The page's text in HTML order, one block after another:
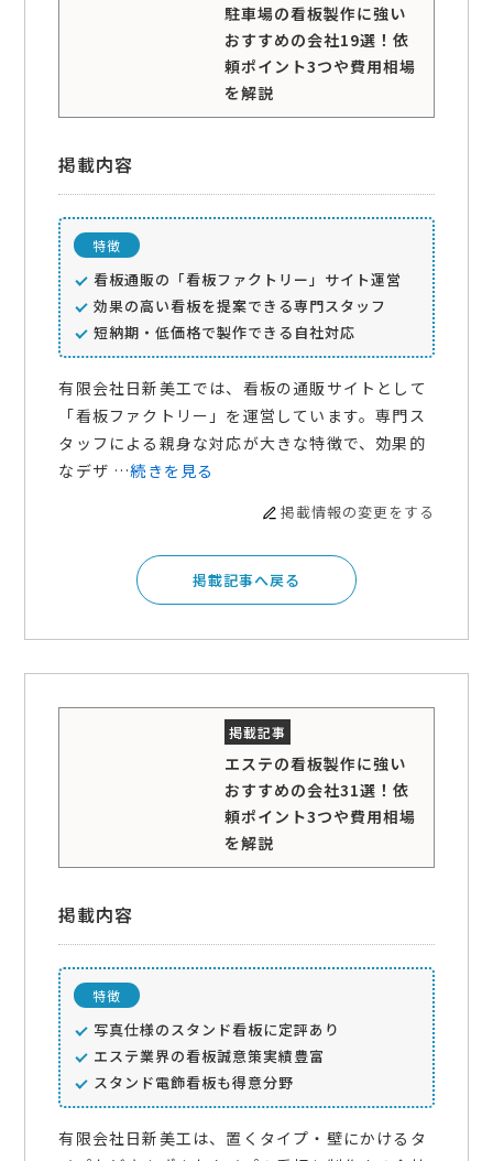
駐車場の看板製作に強い
おすすめの会社19選！依
頼ポイント3つや費用相場
を解説
掲載内容
特徴
看板通販の「看板ファクトリー」サイト運営
効果の高い看板を提案できる専門スタッフ
短納期・低価格で製作できる自社対応
有限会社日新美工では、看板の通販サイトとして
「看板ファクトリー」を運営しています。専門ス
タッフによる親身な対応が大きな特徴で、効果的
なデザ …続きを見る
掲載情報の変更をする
掲載記事へ戻る
エステの看板製作に強い
おすすめの会社31選！依
頼ポイント3つや費用相場
を解説
掲載内容
特徴
写真仕様のスタンド看板に定評あり
エステ業界の看板誠意策実績豊富
スタンド電飾看板も得意分野
有限会社日新美工は、置くタイプ・壁にかけるタ